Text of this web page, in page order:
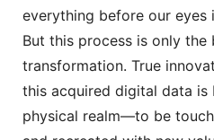
everything before our
But this process is only
transformation. True
this acquired digital data
physical realm—to be